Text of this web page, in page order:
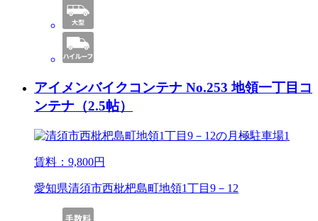
アイメンバイクコンテナ No.253 地領一丁目コ
ンテナ（2.5帖）
賃料： 9,800円
愛知県清須市西枇杷島町地領1丁目9－12